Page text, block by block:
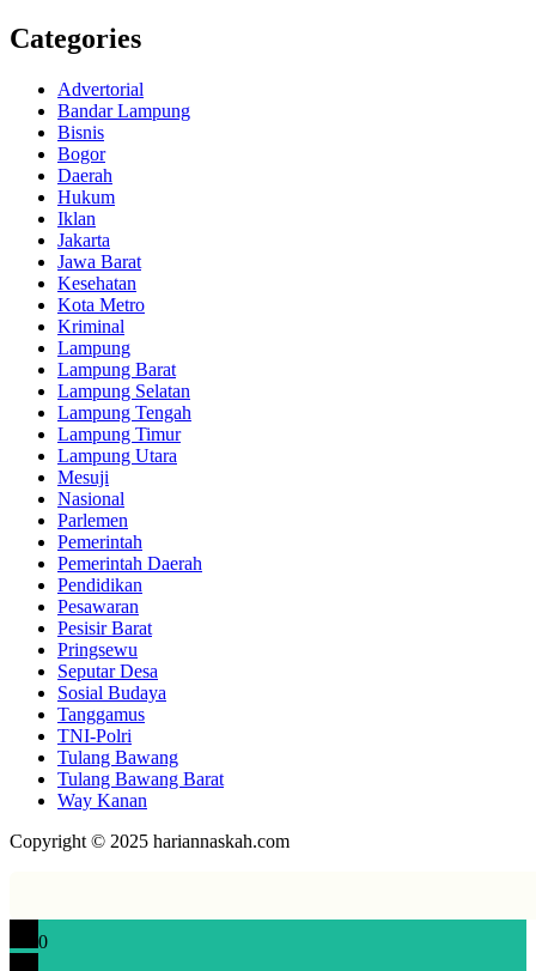
Categories
Advertorial
Bandar Lampung
Bisnis
Bogor
Daerah
Hukum
Iklan
Jakarta
Jawa Barat
Kesehatan
Kota Metro
Kriminal
Lampung
Lampung Barat
Lampung Selatan
Lampung Tengah
Lampung Timur
Lampung Utara
Mesuji
Nasional
Parlemen
Pemerintah
Pemerintah Daerah
Pendidikan
Pesawaran
Pesisir Barat
Pringsewu
Seputar Desa
Sosial Budaya
Tanggamus
TNI-Polri
Tulang Bawang
Tulang Bawang Barat
Way Kanan
Copyright © 2025 hariannaskah.com
0